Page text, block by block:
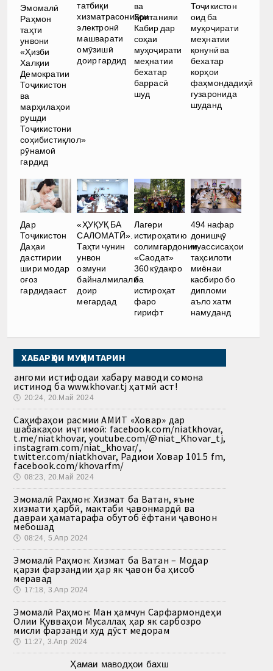
Эмомалӣ
Раҳмон
таҳти
унвони
«Ҳизби
Халқии
Демократии
Тоҷикистон
ва
марҳилаҳои
рушди
Тоҷикистони
соҳибистиқлол»
рӯнамоӣ
гардид
татбиқи
хизматрасониҳои
электронӣ
машварати
омӯзишӣ
доир гардид
ва
Британияи
Кабир дар
соҳаи
муҳоҷирати
меҳнатии
бехатар
баррасӣ
шуд
Тоҷикистон
оид ба
муҳоҷирати
меҳнатии
қонунӣ ва
бехатар
корҳои
фаҳмондадиҳӣ
гузаронида
шуданд
Дар
Тоҷикистон
Даҳаи
дастгирии
шири модар
оғоз
гардидааст
«ҲУҚУҚ БА
САЛОМАТӢ».
Таҳти чунин
унвон
озмуни
байналмилалӣ
доир
мегардад
Лагери
истироҳатию
солимгардонии
«Саодат»
360 кӯдакро
ба
истироҳат
фаро
гирифт
494 нафар
донишҷӯ
муассисаҳои
таҳсилоти
миёнаи
касбиро бо
дипломи
аъло хатм
намуданд
ХАБАРҲОИ МУҲИМТАРИН
Ҳангоми истифодаи хабару маводи сомона
истинод ба www.khovar.tj ҳатмӣ аст!
🕔 20:24, 20.Май 2024
Саҳифаҳои расмии АМИТ «Ховар» дар
шабакаҳои иҷтимоӣ: facebook.com/niatkhovar,
t.me/niatkhovar, youtube.com/@niat_Khovar_tj,
instagram.com/niat_khovar/,
twitter.com/niatkhovar, Радиои Ховар 101.5 fm,
facebook.com/khovarfm/
🕔 08:23, 20.Май 2024
Эмомалӣ Раҳмон: Хизмат ба Ватан, яъне
хизмати ҳарбӣ, мактаби ҷавонмардӣ ва
давраи ҳаматарафа обутоб ёфтани ҷавонон
мебошад
🕔 08:24, 5.Апр 2024
Эмомалӣ Раҳмон: Хизмат ба Ватан – Модар
қарзи фарзандии ҳар як ҷавон ба ҳисоб
меравад
🕔 17:18, 3.Апр 2024
Эмомалӣ Раҳмон: Ман ҳамчун Сарфармондеҳи
Олии Қувваҳои Мусаллаҳ ҳар як сарбозро
мисли фарзанди худ дӯст медорам
🕔 11:27, 3.Апр 2024
Ҳамаи маводҳои бахш